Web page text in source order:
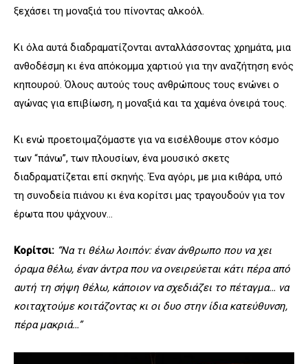
ξεχάσει τη μοναξιά του πίνοντας αλκοόλ.
Κι όλα αυτά διαδραματίζονται ανταλλάσσοντας χρημάτα, μια
ανθοδέσμη κι ένα απόκομμα χαρτιού για την αναζήτηση ενός
κηπουρού. Όλους αυτούς τους ανθρώπους τους ενώνει ο
αγώνας για επιβίωση, η μοναξιά και τα χαμένα όνειρά τους.
Κι ενώ προετοιμαζόμαστε για να εισέλθουμε στον κόσμο
των “πάνω”, των πλουσίων, ένα μουσικό σκετς
διαδραματίζεται επί σκηνής. Ένα αγόρι, με μια κιθάρα, υπό
τη συνοδεία πιάνου κι ένα κορίτσι μας τραγουδούν για τον
έρωτα που ψάχνουν…
Κορίτσι: “Να τι θέλω λοιπόν: έναν άνθρωπο που να χει
όραμα θέλω, έναν άντρα που να ονειρεύεται κάτι πέρα από
αυτή τη σήψη θέλω, κάποιον να σχεδιάζει το πέταγμα… να
κοιταχτούμε κοιτάζοντας κι οι δυο στην ίδια κατεύθυνση,
πέρα μακριά…”